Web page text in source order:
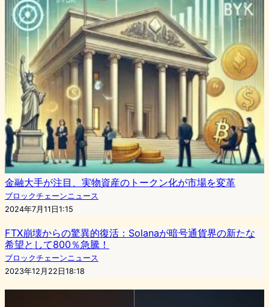
金融大手が注目、実物資産のトークン化が市場を変革
ブロックチェーンニュース
2024年7月11日1:15
FTX崩壊からの驚異的復活：Solanaが暗号通貨界の新たな
希望として800％急騰！
ブロックチェーンニュース
2023年12月22日18:18